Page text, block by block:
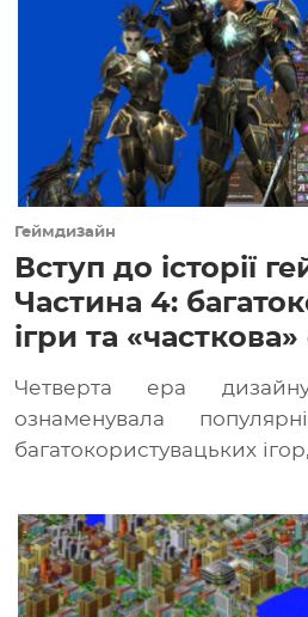
Геймдизайн
Вступ до історії
Частина 4:
ігри та
Четверта ера
ознаменувала
багатокористувацьких
(внутрішньоігровими